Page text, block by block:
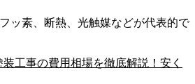
フッ素、断熱、光触媒などが代表的で
工事の費用相場を徹底解説！安く